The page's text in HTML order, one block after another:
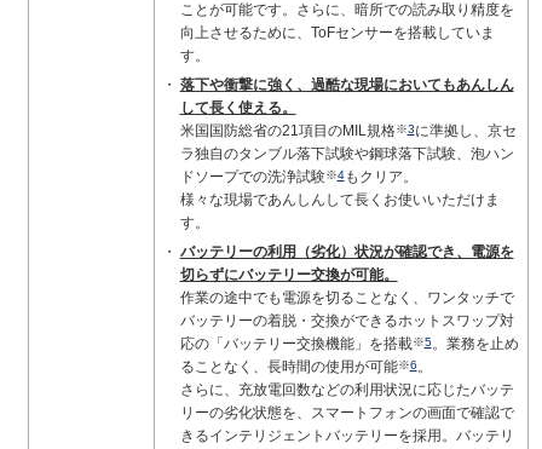
ことが可能です。さらに、暗所での読み取り精度を
向上させるために、ToFセンサーを搭載していま
す。
落下や衝撃に強く、過酷な現場においてもあんしん
して長く使える。
米国国防総省の21項目のMIL規格※3に準拠し、京セ
ラ独自のタンブル落下試験や鋼球落下試験、泡ハン
ドソープでの洗浄試験※4もクリア。
様々な現場であんしんして長くお使いいただけま
す。
バッテリーの利用（劣化）状況が確認でき、電源を
切らずにバッテリー交換が可能。
作業の途中でも電源を切ることなく、ワンタッチで
バッテリーの着脱・交換ができるホットスワップ対
応の「バッテリー交換機能」を搭載※5。業務を止め
ることなく、長時間の使用が可能※6。
さらに、充放電回数などの利用状況に応じたバッテ
リーの劣化状態を、スマートフォンの画面で確認で
きるインテリジェントバッテリーを採用。バッテリ